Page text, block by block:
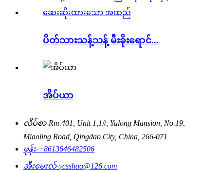
ပိတ်သားသန့်သန့် မီးခိုးရောင်...
အိပ်ယာ
လိပ်စာ-Rm.401, Unit 1,1#, Yulong Mansion, No.19,
Miaoling Road, Qingdao City, China, 266-071
ဖုန်း-+8613646482506
အီးမေးလ်-ycsshao@126.com